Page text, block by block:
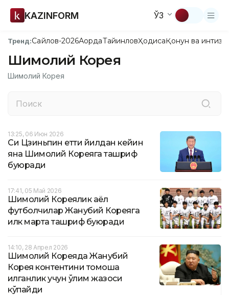
KAZINFORM ЎЗ
Тренд:Сайлов-2026АқордаТайинловҲодисаҚонун ва
Шимолий Корея
Шимолий Корея
13:25, 06 Июн 2026
Си Цзиньпин етти йилдан кейин
яна Шимолий Кореяга ташриф
буюради
17:41, 05 Май 2026
Шимолий Кореялик аёл
футболчилар Жанубий Кореяга
илк марта ташриф буюради
14:10, 28 Апрел 2026
Шимолий Кореяда Жанубий
Корея контентини томоша
қилганлик учун ўлим жазоси
кўпайди